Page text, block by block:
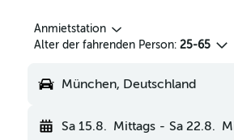
Anmietstation
Alter der fahrenden Person: 25-65
München, Deutschland
Sa 15.8. Mittags - Sa 22.8.